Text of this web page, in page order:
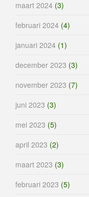
maart 2024 (3)
februari 2024 (4)
januari 2024 (1)
december 2023 (3)
november 2023 (7)
juni 2023 (3)
mei 2023 (5)
april 2023 (2)
maart 2023 (3)
februari 2023 (5)